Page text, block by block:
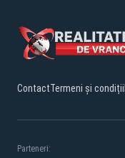
ContactTermeni și condiții
Parteneri: